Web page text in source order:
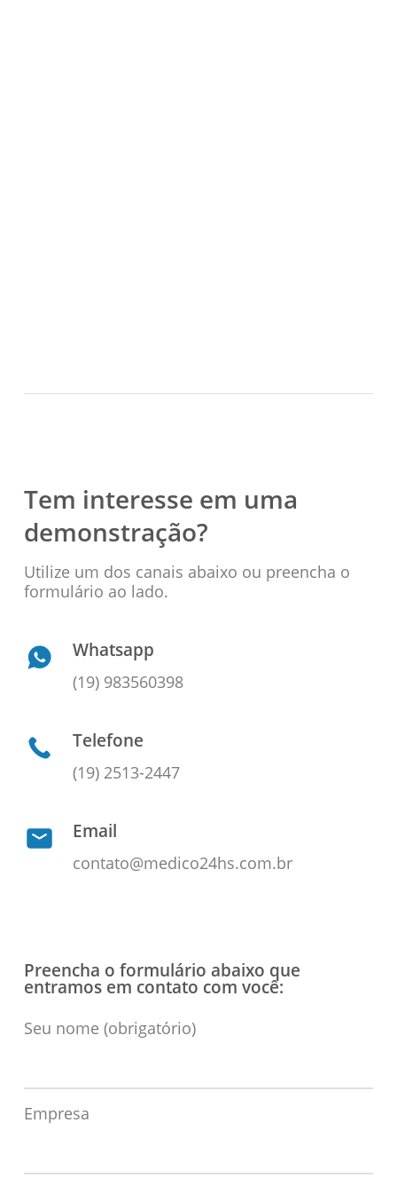
Tem interesse em uma
demonstração?
Utilize um dos canais abaixo ou preencha o
formulário ao lado.
Whatsapp
(19) 983560398
Telefone
(19) 2513-2447
Email
contato@medico24hs.com.br
Preencha o formulário abaixo que
entramos em contato com você:
Seu nome (obrigatório)
Empresa